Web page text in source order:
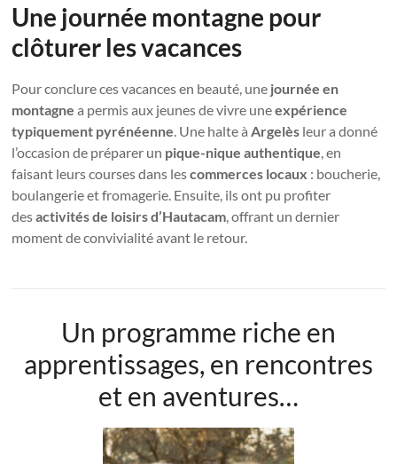
Une journée montagne pour
clôturer les vacances
Pour conclure ces vacances en beauté, une journée en
montagne a permis aux jeunes de vivre uneexpérience
typiquement pyrénéenne . Une halte à Argelès leur a donné
l’occasion de préparer un pique-nique authentique , en
faisant leurs courses dans lescommerces locaux : boucherie,
boulangerie et fromagerie. Ensuite, ils ont pu profiter
desactivités de loisirs d’Hautacam , offrant un dernier
moment de convivialité avant le retour.
Un programme riche en
apprentissages, en rencontres
et en aventures…